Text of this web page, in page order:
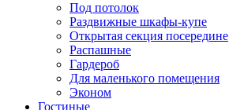
Под потолок
Раздвижные шкафы-купе
Открытая секция посередине
Распашные
Гардероб
Для маленького помещения
Эконом
Гостиные